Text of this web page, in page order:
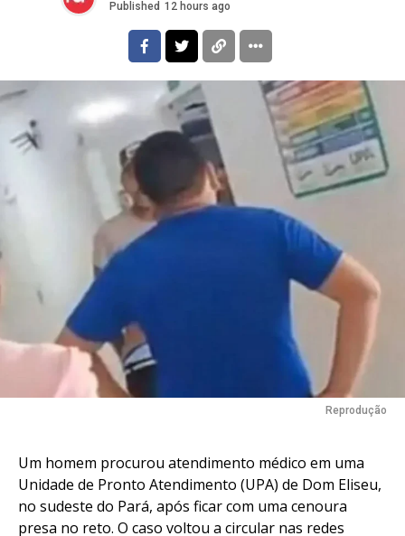
Published 12 hours ago
Reprodução
Um homem procurou atendimento médico em uma
Unidade de Pronto Atendimento (UPA) de Dom Eliseu,
no sudeste do Pará, após ficar com uma cenoura
presa no reto. O caso voltou a circular nas redes